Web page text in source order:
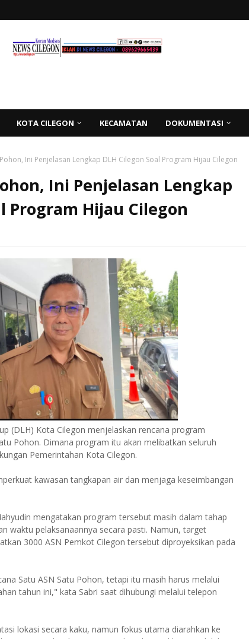
KOTA CILEGON KECAMATAN DOKUMENTASI
Pohon, Ini Penjelasan Lengkap DLH Cilegon Soal Program Hijau Cilegon
Ini Penjelasan Lengkap
Program Hijau Cilegon
(DLH) Kota Cilegon menjelaskan rencana program
Pohon. Dimana program itu akan melibatkan seluruh
Pemerintahan Kota Cilegon.
kawasan tangkapan air dan menjaga keseimbangan
mengatakan program tersebut masih dalam tahap
waktu pelaksanaannya secara pasti. Namun, target
3000 ASN Pemkot Cilegon tersebut diproyeksikan pada
Satu ASN Satu Pohon, tetapi itu masih harus melalui
tahun ini," kata Sabri saat dihubungi melalui telepon
lokasi secara kaku, namun fokus utama diarahkan ke